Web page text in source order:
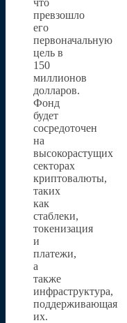
превзошло
его
первоначальную
цель в
150
миллионов
долларов.
Фонд
будет
сосредоточен
на
высокорастущих
секторах
криптовалюты,
таких
как
стаблеки,
токенизация
и
платежи,
а
также
инфраструктура,
поддерживающая
их.